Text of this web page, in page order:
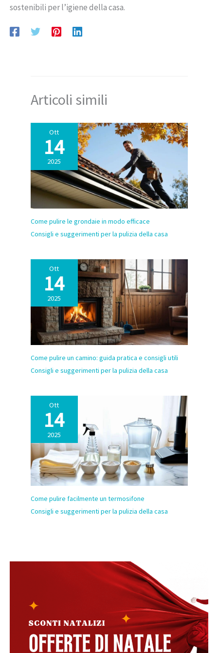
sostenibili per l’igiene della casa.
Articoli simili
Ott
14
2025
Come pulire le grondaie in modo efficace
Consigli e suggerimenti per la pulizia della casa
Ott
14
2025
Come pulire un camino: guida pratica e consigli utili
Consigli e suggerimenti per la pulizia della casa
Ott
14
2025
Come pulire facilmente un termosifone
Consigli e suggerimenti per la pulizia della casa